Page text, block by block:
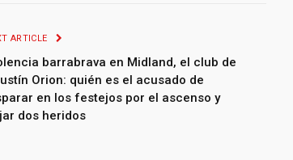
ARTICLE
barrabrava en Midland, el club de
Orion: quién es el acusado de
en los festejos por el ascenso y
dos heridos